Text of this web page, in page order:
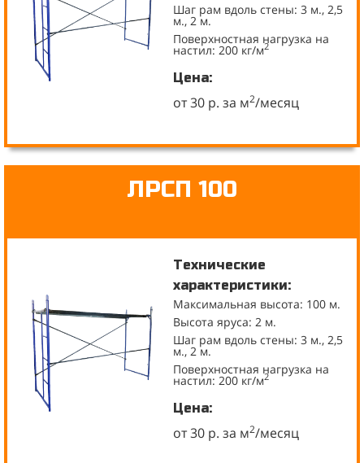
Шаг рам вдоль стены: 3 м., 2,5
м., 2 м.
Поверхностная нагрузка на
настил: 200 кг/м2
Цена:
от 30 р. за м2/месяц
ЛРСП 100
Технические
характеристики:
Максимальная высота: 100 м.
Высота яруса: 2 м.
Шаг рам вдоль стены: 3 м., 2,5
м., 2 м.
Поверхностная нагрузка на
настил: 200 кг/м2
Цена:
от 30 р. за м2/месяц